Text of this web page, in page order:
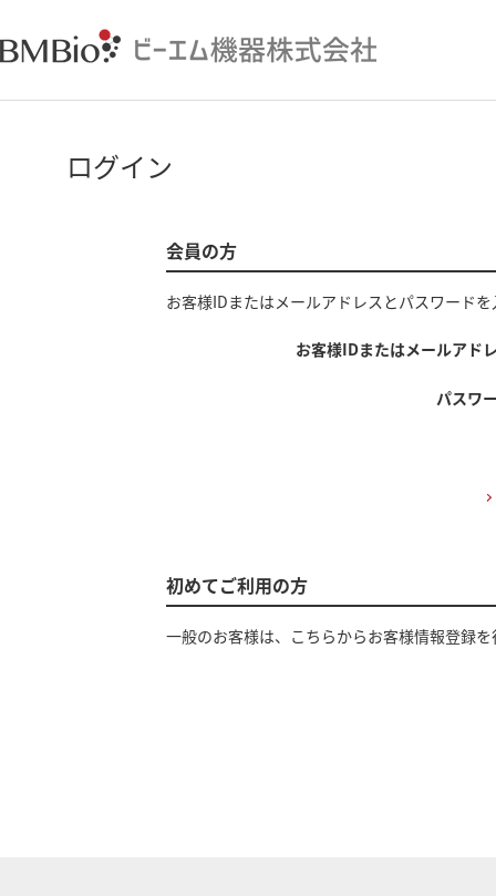
ログイン
会員の方
お客様IDまたはメールアドレス とパスワード
お客様IDまたはメールアド
パスワ
初めてご利用の方
一般のお客様は、こちらからお客様情報登録